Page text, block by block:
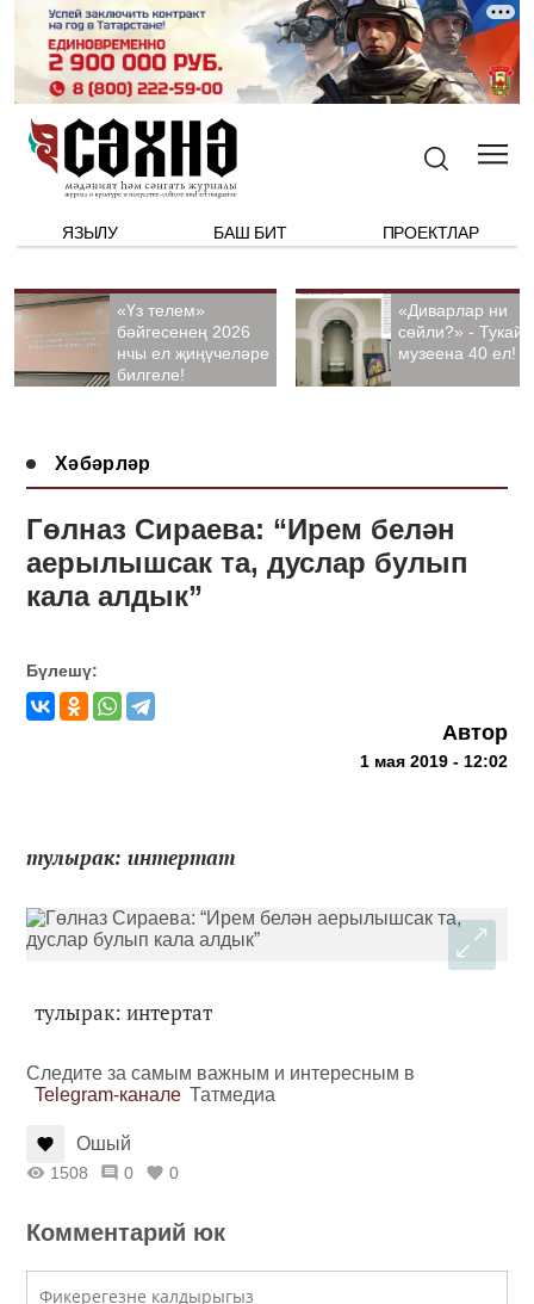
ЯЗЫЛУ БАШ БИТ ПРОЕКТЛАР
«Үз телем»
бәйгесенең 2026
нчы ел җиңүчеләре
билгеле!
«Диварлар ни
сөйли?» - Тукай
музеена 40 ел!
Хәбәрләр
Гөлназ Сираева: “Ирем белән
аерылышсак та, дуслар булып
кала алдык”
Бүлешү:
Автор
1 мая 2019 - 12:02
тулырак: интертат
тулырак: интертат
Следите за самым важным и интересным в
Telegram-канале Татмедиа
Ошый
1508 0 0
Комментарий юк